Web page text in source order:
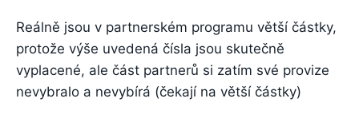
Reálně jsou v partnerském programu větší částky,
protože výše uvedená čísla jsou skutečně
vyplacené, ale část partnerů si zatím své provize
nevybralo a nevybírá (čekají na větší částky)